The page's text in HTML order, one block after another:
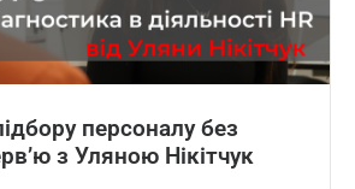
персоналу без
з Уляною Нікітчук